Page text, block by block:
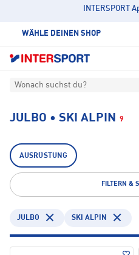
INTERSPORT
WÄHLE DEINEN SHOP
Wonach suchst du?
JULBO • SKI ALPIN 9
AUSRÜSTUNG
FILTERN &
JULBO SKI ALPIN